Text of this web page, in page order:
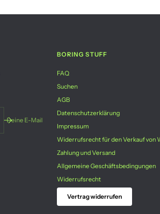
Deine E-Mail
BORING STUFF
FAQ
Suchen
AGB
Datenschutzerklärung
Impressum
Widerrufsrecht für den Verkauf von
Zahlung und Versand
Allgemeine Geschäftsbedingungen
Widerrufsrecht
Vertrag widerrufen